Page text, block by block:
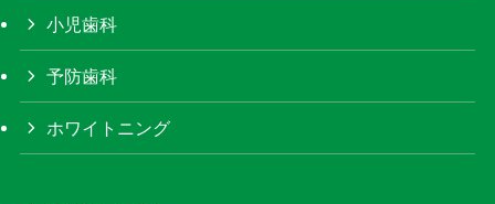
小児歯科
予防歯科
ホワイトニング